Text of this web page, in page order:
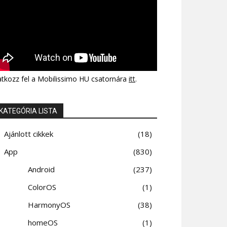
fel a Mobilissimo HU csatornára itt.
LISTA
Ajánlott cikkek
18
App
830
Android
237
ColorOS
1
HarmonyOS
38
homeOS
1